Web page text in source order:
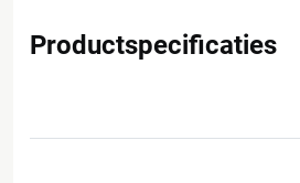
Productspecificaties